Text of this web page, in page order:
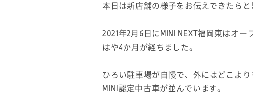
本日は新店舗の様子をお伝えできたらと
2021年2月6日にMINI NEXT福岡東はオー
はや4か月が経ちました。
ひろい駐車場が自慢で、外にはどこよ
MINI認定中古車が並んでいます。